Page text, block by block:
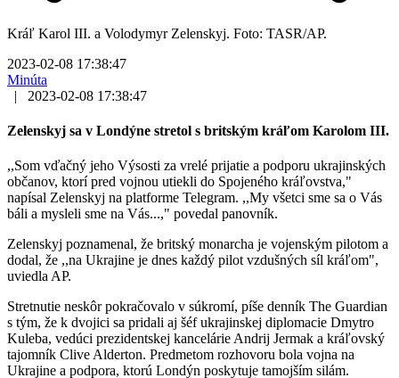
Kráľ Karol III. a Volodymyr Zelenskyj. Foto: TASR/AP.
2023-02-08 17:38:47
Minúta
|
2023-02-08 17:38:47
Zelenskyj sa v Londýne stretol s britským kráľom Karolom III.
,,Som vďačný jeho Výsosti za vrelé prijatie a podporu ukrajinských
občanov, ktorí pred vojnou utiekli do Spojeného kráľovstva,"
napísal Zelenskyj na platforme Telegram. ,,My všetci sme sa o Vás
báli a mysleli sme na Vás...," povedal panovník.
Zelenskyj poznamenal, že britský monarcha je vojenským pilotom a
dodal, že ,,na Ukrajine je dnes každý pilot vzdušných síl kráľom",
uviedla AP.
Stretnutie neskôr pokračovalo v súkromí, píše denník The Guardian
s tým, že k dvojici sa pridali aj šéf ukrajinskej diplomacie Dmytro
Kuleba, vedúci prezidentskej kancelárie Andrij Jermak a kráľovský
tajomník Clive Alderton. Predmetom rozhovoru bola vojna na
Ukrajine a podpora, ktorú Londýn poskytuje tamojším silám.